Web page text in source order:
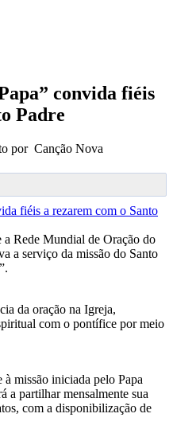
convida fiéis
Padre
por Canção Nova
Rede Mundial de Oração do
a serviço da missão do Santo
da oração na Igreja,
com o pontífice por meio
missão iniciada pelo Papa
a partilhar mensalmente sua
com a disponibilização de